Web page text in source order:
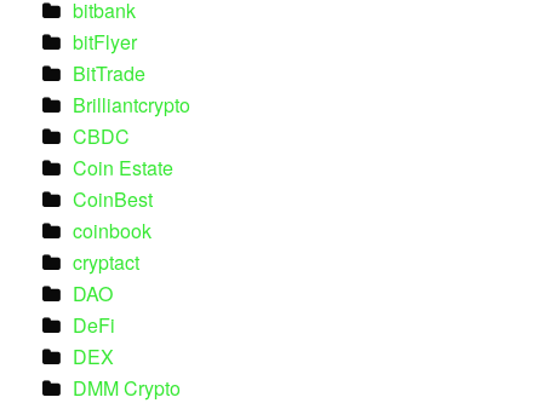
bitbank
bitFlyer
BitTrade
Brilliantcrypto
CBDC
Coin Estate
CoinBest
coinbook
cryptact
DAO
DeFi
DEX
DMM Crypto